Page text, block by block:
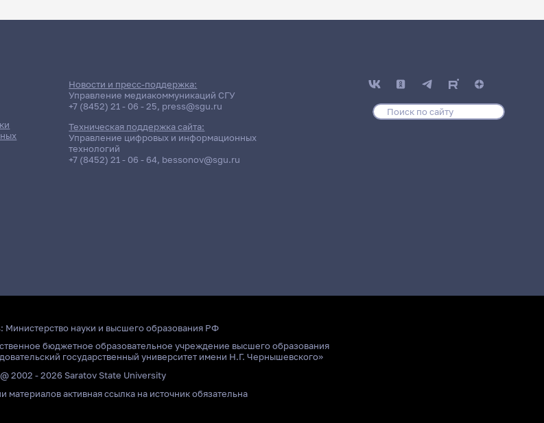
Новости и пресс-поддержка:
Управление медиакоммуникаций СГУ
+7 (8452) 21 - 06 - 25, press@sgu.ru
Техническая поддержка сайта:
Управление цифровых и информационных
технологий
+7 (8452) 21 - 06 - 64, bessonov@sgu.ru
Министерство науки и высшего образования РФ
бюджетное образовательное учреждение высшего образования
государственный университет имени Н.Г. Чернышевского»
@ 2002 - 2026 Saratov State University
материалов активная ссылка на источник обязательна